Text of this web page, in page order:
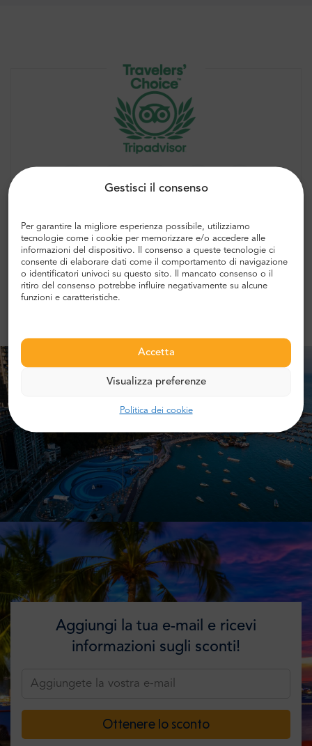
Gestisci il consenso
Per garantire la migliore esperienza possibile, utilizziamo
tecnologie come i cookie per memorizzare e/o accedere alle
informazioni del dispositivo. Il consenso a queste tecnologie ci
consente di elaborare dati come il comportamento di navigazione
o identificatori univoci su questo sito. Il mancato consenso o il
ritiro del consenso potrebbe influire negativamente su alcune
funzioni e caratteristiche.
Accetta
Visualizza preferenze
Politica dei cookie
“Ottima esperienza, ne vale la pena!”
5.0 2649 recensioni
Controlla altre opinioni
Aggiungi la tua e-mail e ricevi
informazioni sugli sconti!
Ottenere lo sconto